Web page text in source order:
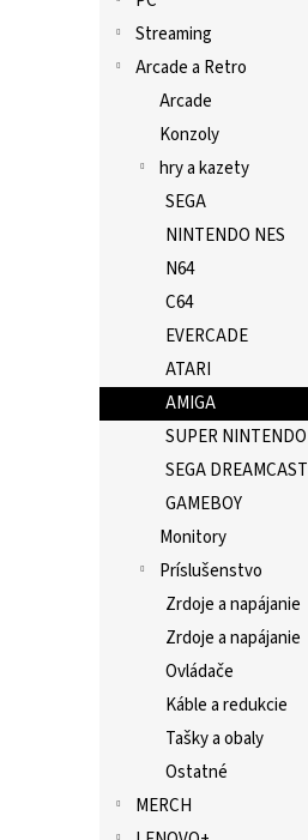
Streaming
Arcade a Retro
Arcade
Konzoly
hry a kazety
SEGA
NINTENDO NES
N64
C64
EVERCADE
ATARI
AMIGA
SUPER NINTENDO
SEGA DREAMCAST
GAMEBOY
Monitory
Príslušenstvo
Zrdoje a napájanie
Zrdoje a napájanie
Ovládače
Káble a redukcie
Tašky a obaly
Ostatné
MERCH